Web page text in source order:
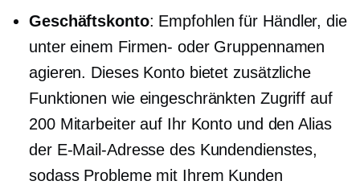
Geschäftskonto: Empfohlen für Händler, die
unter einem Firmen- oder Gruppennamen
agieren. Dieses Konto bietet zusätzliche
Funktionen wie eingeschränkten Zugriff auf
200 Mitarbeiter auf Ihr Konto und den Alias ​​
der E-Mail-Adresse des Kundendienstes,
sodass Probleme mit Ihrem Kunden